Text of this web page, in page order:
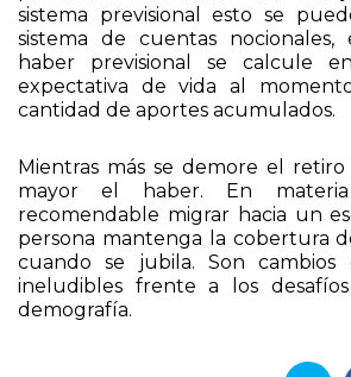
La mejor estrategia es
previsionales al ritmo del
sistema previsional esto se
sistema de cuentas
haber previsional se calcule
expectativa de vida al
Mientras más se demore el retiro
mayor el haber. En
recomendable migrar hacia un
persona mantenga la cobertura
cuando se jubila. Son cambios
ineludibles frente a los